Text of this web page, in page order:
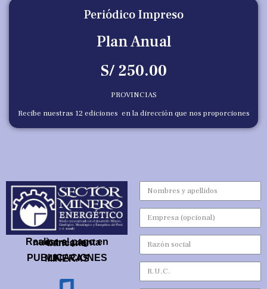
Periódico Impreso
Plan Anual
S/ 250.00
PROVINCIAS
Recibe nuestras 12 ediciones en la dirección que nos proporciones
Realice el pago en nuestra cuenta bancaria
PUBLICACIONES MINERAS